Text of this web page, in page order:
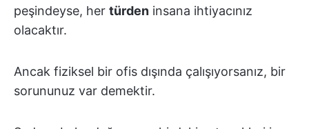
peşindeyse, her türden insana ihtiyacınız
olacaktır.
Ancak fiziksel bir ofis dışında çalışıyorsanız, bir
sorununuz var demektir.